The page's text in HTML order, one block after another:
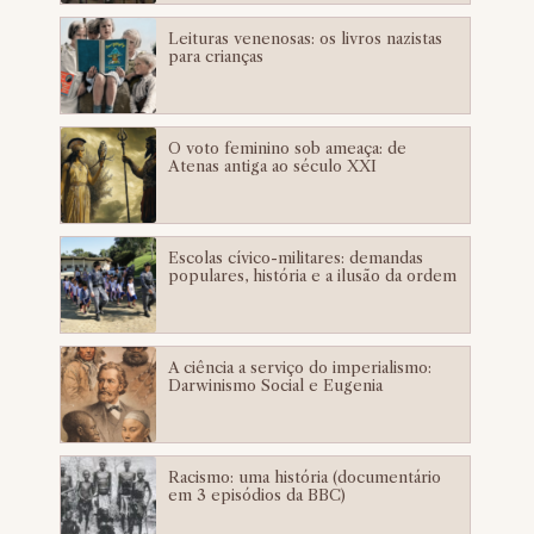
Leituras venenosas: os livros nazistas
para crianças
O voto feminino sob ameaça: de
Atenas antiga ao século XXI
Escolas cívico-militares: demandas
populares, história e a ilusão da ordem
A ciência a serviço do imperialismo:
Darwinismo Social e Eugenia
Racismo: uma história (documentário
em 3 episódios da BBC)